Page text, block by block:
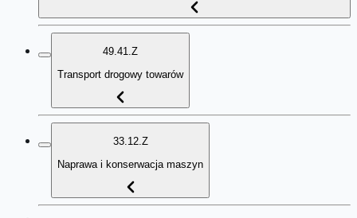
49.41.Z
Transport drogowy towarów
33.12.Z
Naprawa i konserwacja maszyn